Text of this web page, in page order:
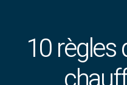
10 règles